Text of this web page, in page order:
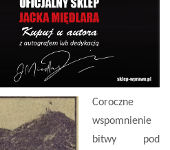
Coroczne
wspomnienie
bitwy pod